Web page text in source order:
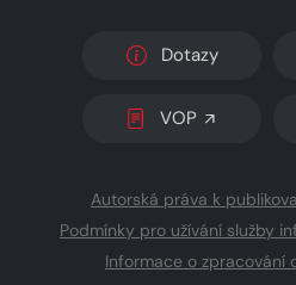
Dotazy
VOP
Autorská práva k
Podmínky pro užívání služby
Informace o zpracování